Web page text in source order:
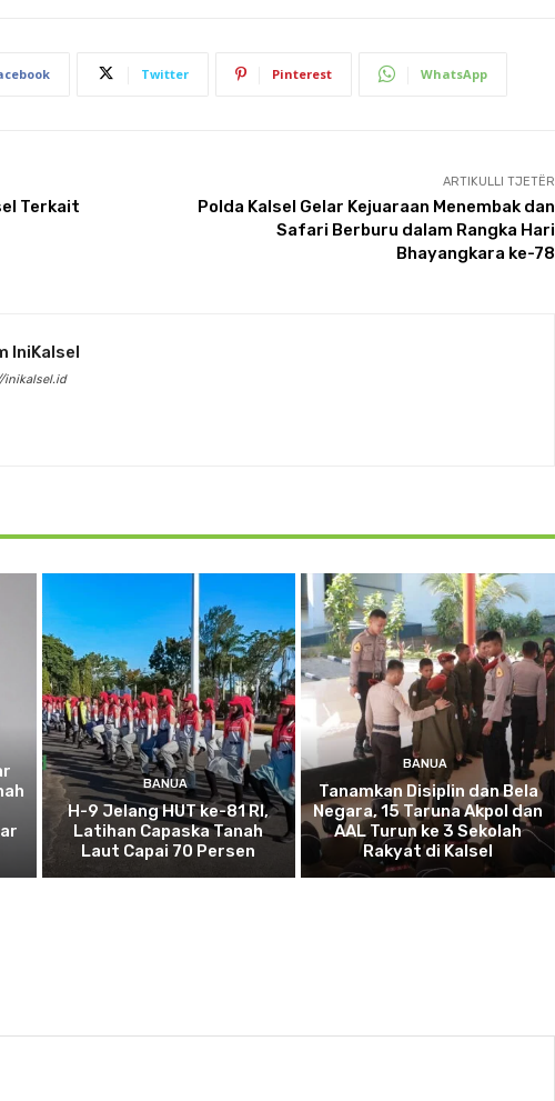
Twitter Pinterest WhatsApp
Terkait
ARTIKULLI TJETËR
Polda Kalsel Gelar Kejuaraan Menembak dan
Safari Berburu dalam Rangka Hari
Bhayangkara ke-78
IniKalsel
inikalsel.id
BANUA
H-9 Jelang HUT ke-81 RI,
Latihan Capaska Tanah
Laut Capai 70 Persen
BANUA
Tanamkan Disiplin dan Bela
Negara, 15 Taruna Akpol dan
AAL Turun ke 3 Sekolah
Rakyat di Kalsel